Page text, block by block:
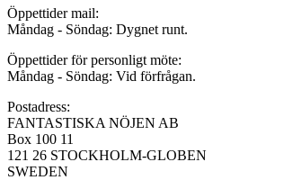
Öppettider mail:
Måndag - Söndag: Dygnet runt.
Öppettider för personligt möte:
Måndag - Söndag: Vid förfrågan.
Postadress:
FANTASTISKA NÖJEN AB
Box 100 11
121 26 STOCKHOLM-GLOBEN
SWEDEN